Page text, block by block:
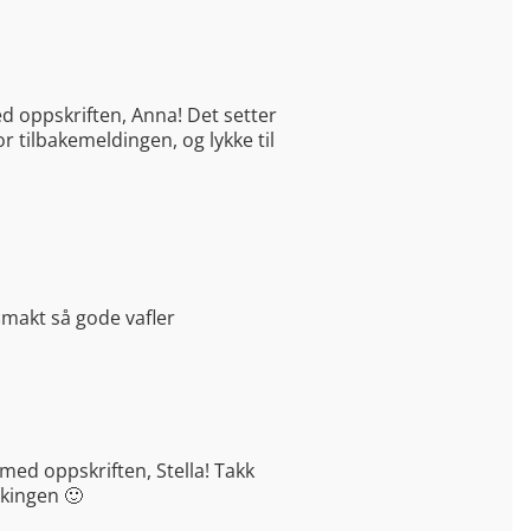
oppskriften, Anna! Det setter
tilbakemeldingen, og lykke til
så gode vafler
oppskriften, Stella! Takk
🙂